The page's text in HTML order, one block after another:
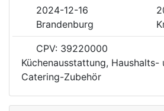
2024-12-16
Brandenburg
CPV: 39220000
Küchenausstattung, Haushalts-
Catering-Zubehör